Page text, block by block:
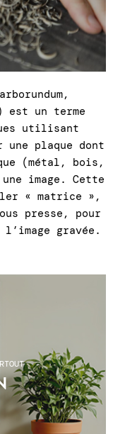
un terme
utilisant
plaque dont
(métal, bois,
image. Cette
« matrice »,
presse, pour
gravée.